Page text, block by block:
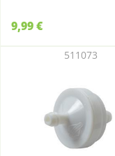
9,99 €
511073